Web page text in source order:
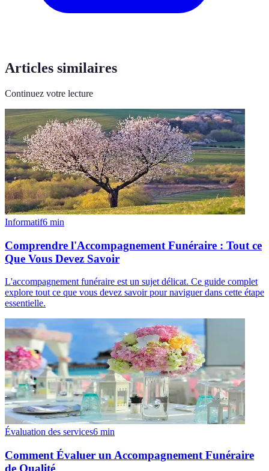
Articles similaires
Continuez votre lecture
Informatif6 min
Comprendre l'Accompagnement Funéraire : Tout ce
Que Vous Devez Savoir
L'accompagnement funéraire est un sujet délicat. Ce guide complet
explore tout ce que vous devez savoir pour naviguer dans cette étape
essentielle.
Évaluation des services6 min
Comment Évaluer un Accompagnement Funéraire
de Qualité